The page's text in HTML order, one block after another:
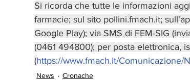
Si ricorda che tutte le informazioni
farmacie; sul sito pollini.fmach.it;
Google Play); via SMS di FEM-SIG
(0461 494800); per posta elettronica,
(https://www.fmach.it/Comunicazione/
News Cronache